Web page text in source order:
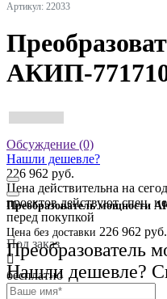
Артикул: 22033
АКИП-
Обсуждение (0)
Преобразователь мощности
Цена без доставки 226 962 руб.
Преобразователь
Нашли дешевле?
Нашли дешевле?
226 962 руб.
Цена действительна на
проектов действуют спец.
перед покупкой
Под заказ
бесплатно